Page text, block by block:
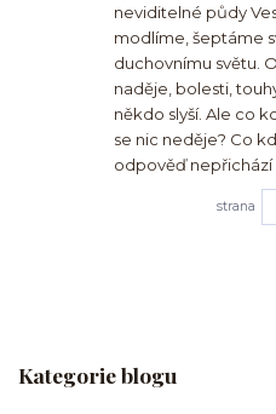
Kategorie blogu
neviditelné půdy
modlíme, šeptáme
duchovnímu světu.
naděje, bolesti,
někdo slyší. Ale co
se nic neděje? Co
odpověď nepřichází
strana